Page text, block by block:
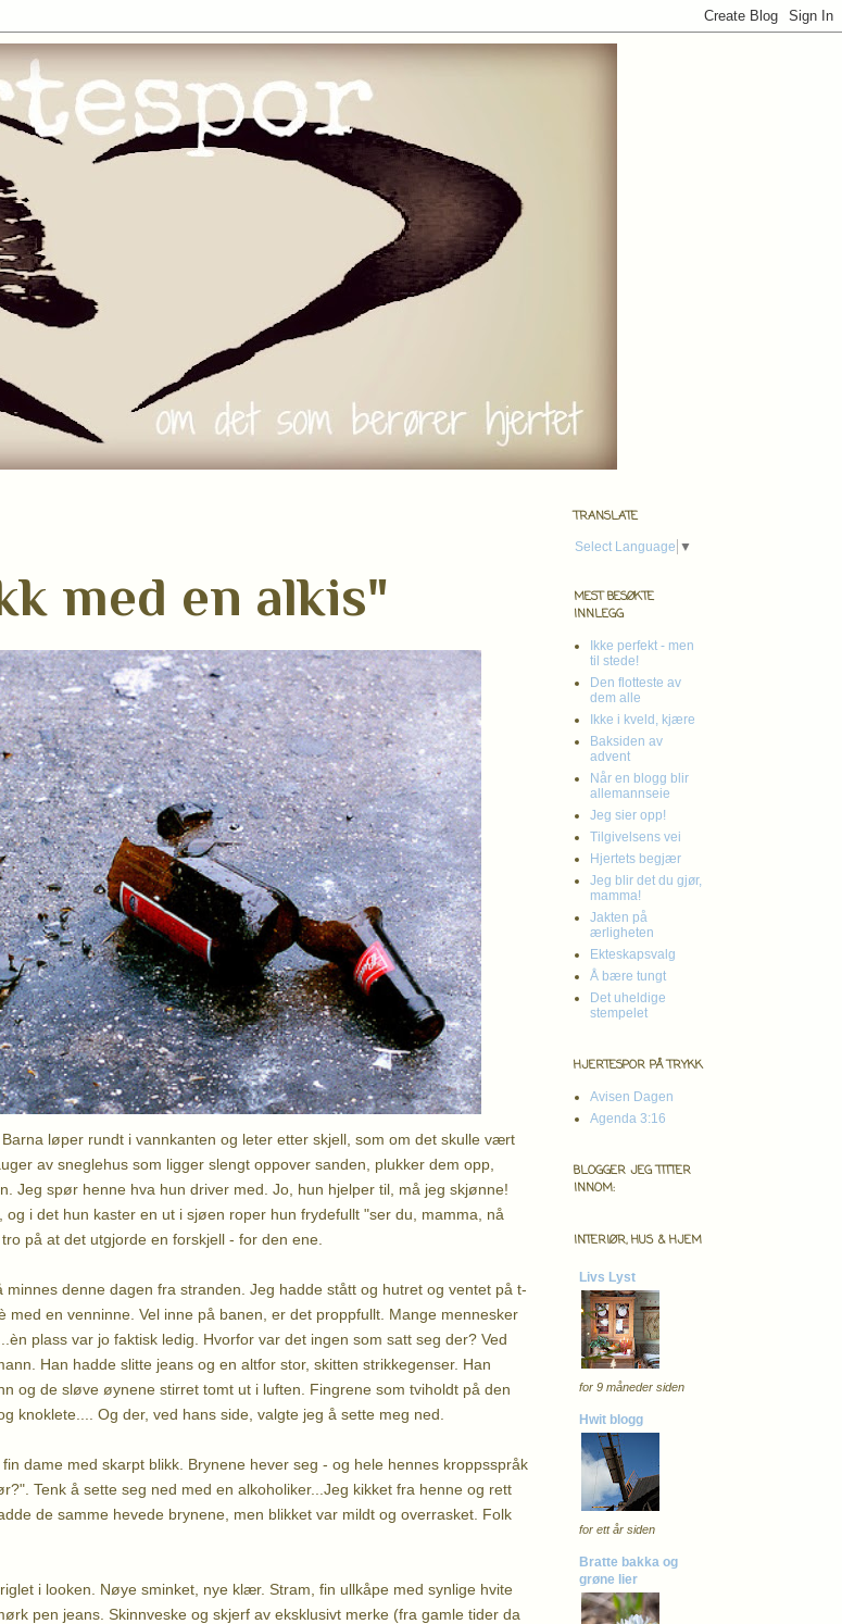
med en alkis"
løper rundt i vannkanten og leter etter skjell, som om det skulle vært
av sneglehus som ligger slengt oppover sanden, plukker dem opp,
Jeg spør henne hva hun driver med. Jo, hun hjelper til, må jeg skjønne!
i det hun kaster en ut i sjøen roper hun frydefullt "ser du, mamma, nå
på at det utgjorde en forskjell - for den ene.
denne dagen fra stranden. Jeg hadde stått og hutret og ventet på t-
med en venninne. Vel inne på banen, er det proppfullt. Mange mennesker
plass var jo faktisk ledig. Hvorfor var det ingen som satt seg der? Ved
Han hadde slitte jeans og en altfor stor, skitten strikkegenser. Han
og de sløve øynene stirret tomt ut i luften. Fingrene som tviholdt på den
knoklete.... Og der, ved hans side, valgte jeg å sette meg ned.
dame med skarpt blikk. Brynene hever seg - og hele hennes kroppsspråk
Tenk å sette seg ned med en alkoholiker...Jeg kikket fra henne og rett
de samme hevede brynene, men blikket var mildt og overrasket. Folk
i looken. Nøye sminket, nye klær. Stram, fin ullkåpe med synlige hvite
pen jeans. Skinnveske og skjerf av eksklusivt merke (fra gamle tider da
TRANSLATE
Select Language ▼
MEST BESØKTE
INNLEGG
Ikke perfekt - men
til stede!
Den flotteste av
dem alle
Ikke i kveld, kjære
Baksiden av
advent
Når en blogg blir
allemannseie
Jeg sier opp!
Tilgivelsens vei
Hjertets begjær
Jeg blir det du gjør,
mamma!
Jakten på
ærligheten
Ekteskapsvalg
Å bære tungt
Det uheldige
stempelet
HJERTESPOR PÅ TRYKK
Avisen Dagen
Agenda 3:16
BLOGGER JEG TITTER
INNOM:
INTERIØR, HUS & HJEM
Livs Lyst
for 9 måneder siden
Hwit blogg
for ett år siden
Bratte bakka og
grøne lier